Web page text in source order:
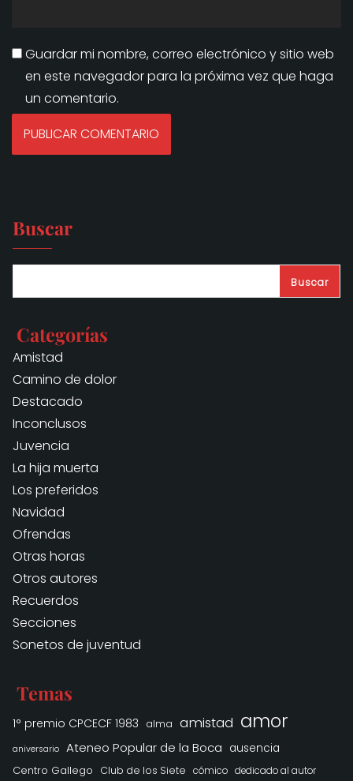
Guardar mi nombre, correo electrónico y sitio web
en este navegador para la próxima vez que haga
un comentario.
Buscar
Buscar
Categorías
Amistad
Camino de dolor
Destacado
Inconclusos
Juvencia
La hija muerta
Los preferidos
Navidad
Ofrendas
Otras horas
Otros autores
Recuerdos
Secciones
Sonetos de juventud
Temas
1° premio CPCECF 1983 alma amistad amor
aniversario Ateneo Popular de la Boca ausencia
Centro Gallego
Club de los Siete cómico dedicado al autor